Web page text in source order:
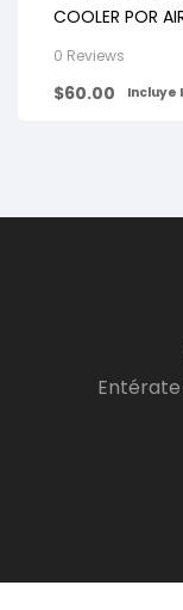
COOLER POR
0 Reviews
$60.00 Incluye